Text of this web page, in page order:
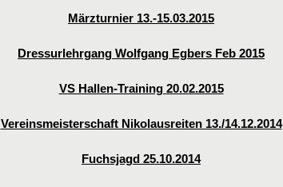
Märzturnier 13.-15.03.2015
Dressurlehrgang Wolfgang Egbers Feb 2015
VS Hallen-Training 20.02.2015
Vereinsmeisterschaft Nikolausreiten 13./14.12.2014
Fuchsjagd 25.10.2014